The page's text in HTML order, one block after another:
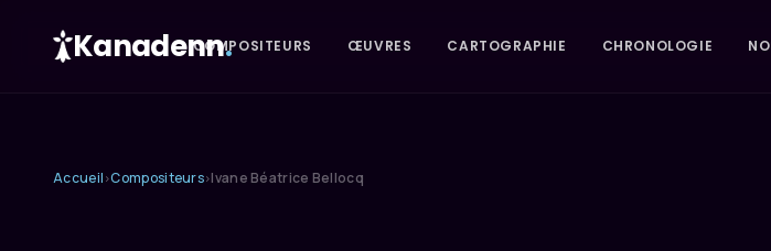
Kanadenn.
COMPOSITEURS ŒUVRES CARTOGRAPHIE CHRONOLOGIE
Accueil ›Compositeurs›Ivane Béatrice Bellocq